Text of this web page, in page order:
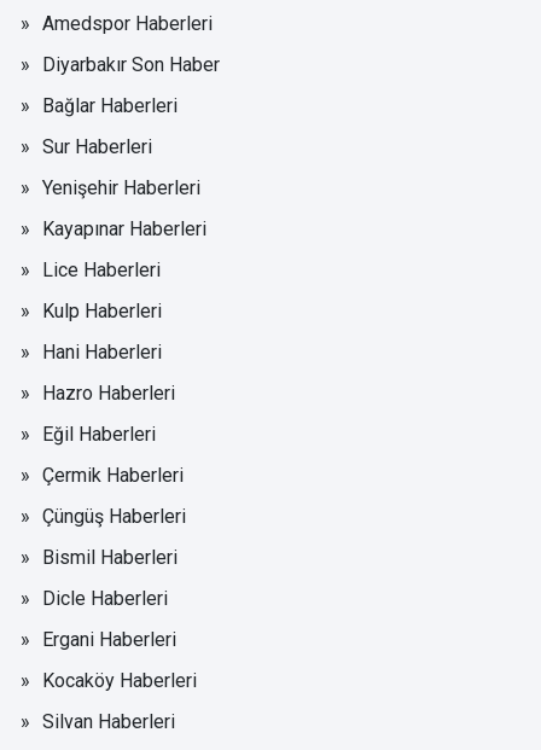
Amedspor Haberleri
Diyarbakır Son Haber
Bağlar Haberleri
Sur Haberleri
Yenişehir Haberleri
Kayapınar Haberleri
Lice Haberleri
Kulp Haberleri
Hani Haberleri
Hazro Haberleri
Eğil Haberleri
Çermik Haberleri
Çüngüş Haberleri
Bismil Haberleri
Dicle Haberleri
Ergani Haberleri
Kocaköy Haberleri
Silvan Haberleri